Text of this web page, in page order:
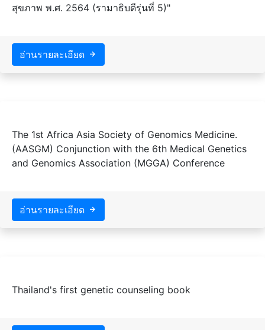
สุขภาพ พ.ศ. 2564 (รามาธิบดีรุ่นที่ 5)"
อ่านรายละเอียด
The 1st Africa Asia Society of Genomics Medicine.
(AASGM) Conjunction with the 6th Medical Genetics
and Genomics Association (MGGA) Conference
อ่านรายละเอียด
Thailand's first genetic counseling book